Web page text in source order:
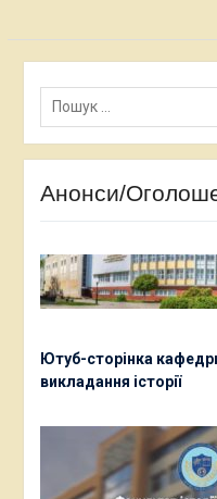
Пошук:
Анонси/
Ютуб-сторінка кафедри
викладання історії